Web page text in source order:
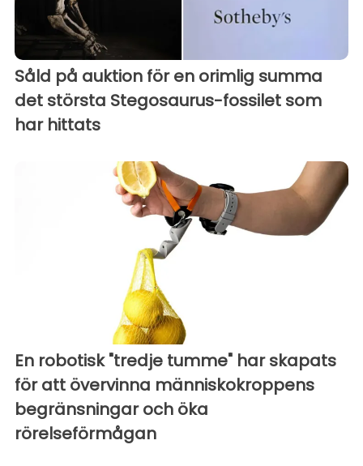
Såld på auktion för en orimlig summa
det största Stegosaurus-fossilet som
har hittats
En robotisk "tredje tumme" har skapats
för att övervinna människokroppens
begränsningar och öka
rörelseförmågan